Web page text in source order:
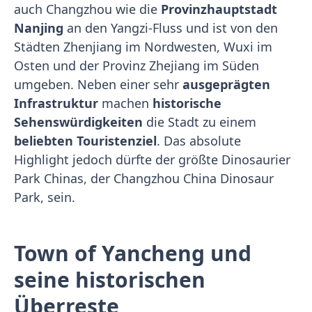
auch Changzhou wie die Provinzhauptstadt
Nanjing an den Yangzi-Fluss und ist von den
Städten Zhenjiang im Nordwesten, Wuxi im
Osten und der Provinz Zhejiang im Süden
umgeben. Neben einer sehr ausgeprägten
Infrastruktur machen historische
Sehenswürdigkeiten die Stadt zu einem
beliebten Touristenziel. Das absolute
Highlight jedoch dürfte der größte Dinosaurier
Park Chinas, der Changzhou China Dinosaur
Park, sein.
Town of Yancheng und
seine historischen
Überreste